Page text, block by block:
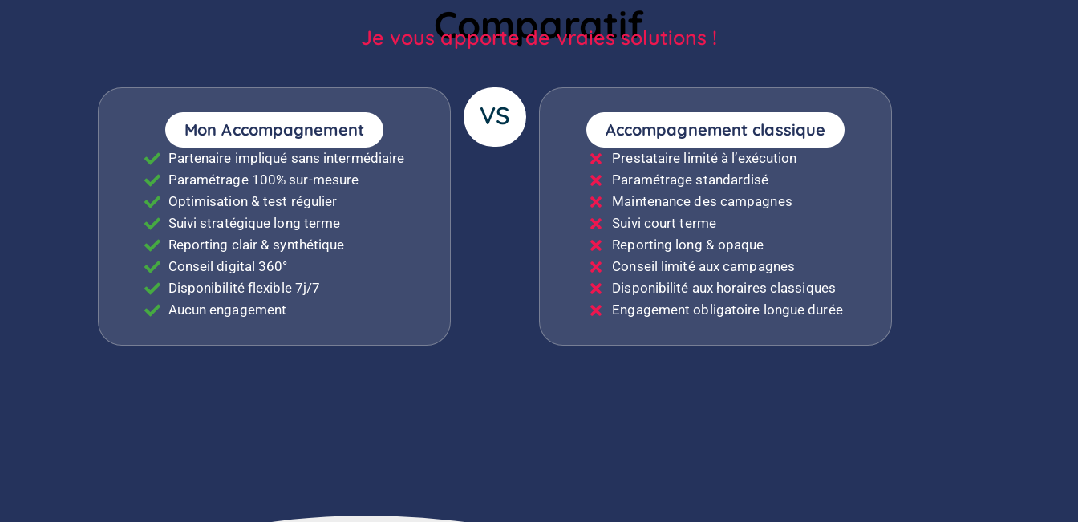
Comparatif
Je vous apporte de vraies solutions !
Mon Accompagnement
Partenaire impliqué sans intermédiaire
Paramétrage 100% sur-mesure
Optimisation & test régulier
Suivi stratégique long terme
Reporting clair & synthétique
Conseil digital 360°
Disponibilité flexible 7j/7
Aucun engagement
VS Accompagnement classique
Prestataire limité à l’exécution
Paramétrage standardisé
Maintenance des campagnes
Suivi court terme
Reporting long & opaque
Conseil limité aux campagnes
Disponibilité aux horaires classiques
Engagement obligatoire longue durée